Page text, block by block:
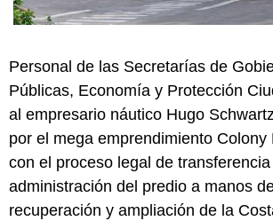
Personal de las Secretarías de
Públicas, Economía y Protección
al empresario náutico Hugo
por el mega emprendimiento Colony
con el proceso legal de
administración del predio a manos
recuperación y ampliación de la